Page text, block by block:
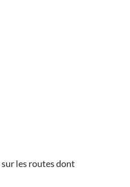
sur les routes dont